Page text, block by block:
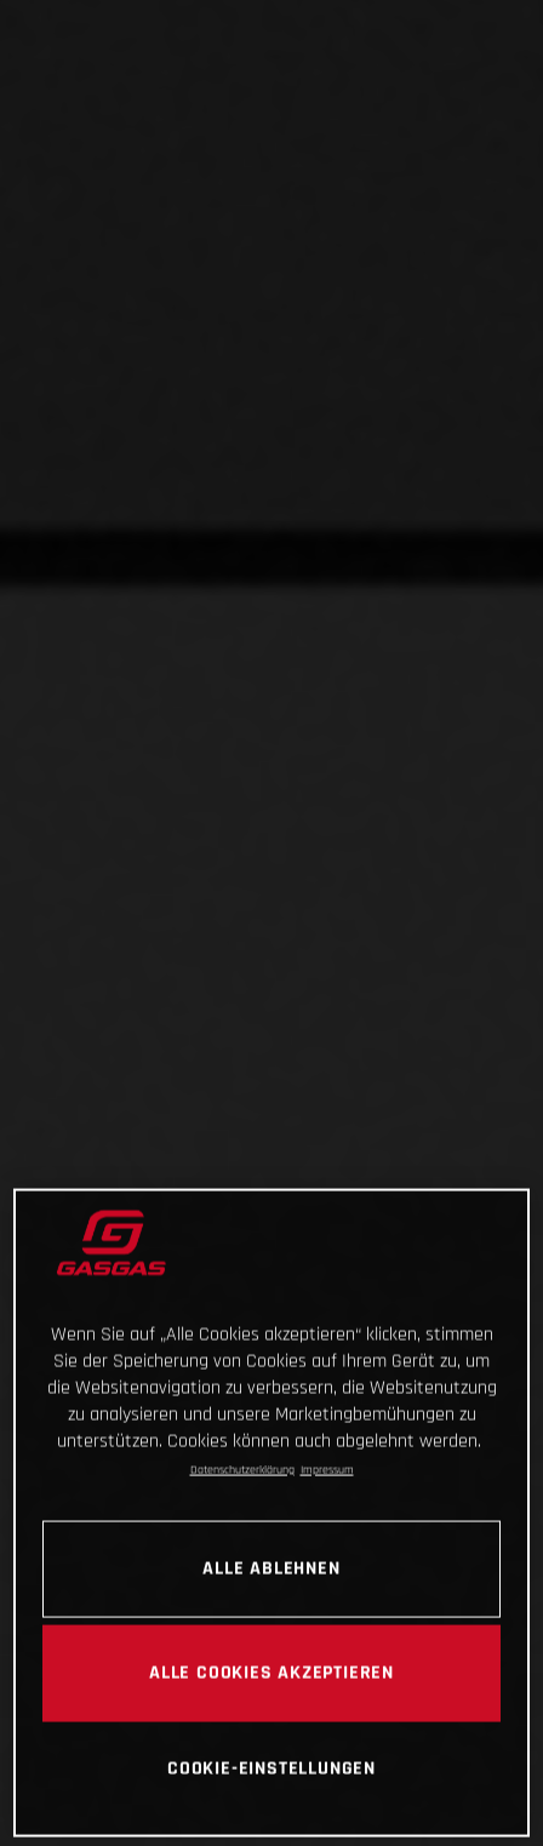
Wenn Sie auf „Alle Cookies akzeptieren“ klicken, stimmen
Sie der Speicherung von Cookies auf Ihrem Gerät zu, um
die Websitenavigation zu verbessern, die Websitenutzung
zu analysieren und unsere Marketingbemühungen zu
unterstützen. Cookies können auch abgelehnt werden.
Datenschutzerklärung Impressum
ALLE ABLEHNEN
ALLE COOKIES AKZEPTIEREN
COOKIE-EINSTELLUNGEN